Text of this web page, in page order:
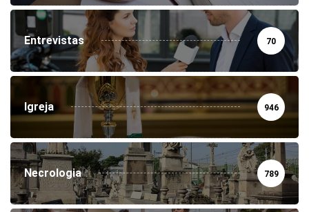
Entrevistas 70
Igreja 946
Necrologia 789